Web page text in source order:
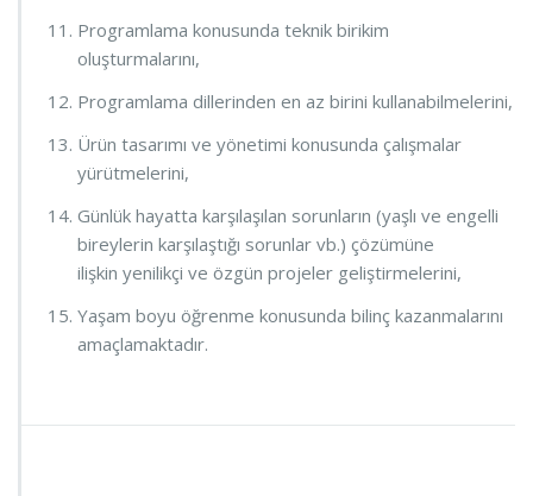
Programlama konusunda teknik birikim
oluşturmalarını,
Programlama dillerinden en az birini kullanabilmelerini,
Ürün tasarımı ve yönetimi konusunda çalışmalar
yürütmelerini,
Günlük hayatta karşılaşılan sorunların (yaşlı ve engelli
bireylerin karşılaştığı sorunlar vb.) çözümüne
ilişkin yenilikçi ve özgün projeler geliştirmelerini,
Yaşam boyu öğrenme konusunda bilinç kazanmalarını
amaçlamaktadır.